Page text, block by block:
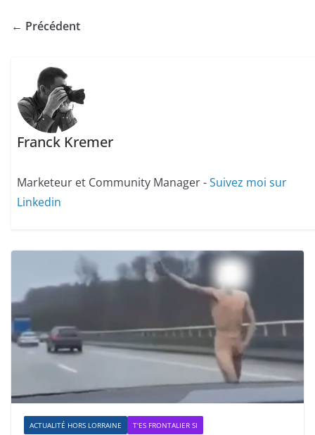
← Précédent
Franck Kremer
Marketeur et Community Manager -Suivez moi sur
Linkedin
ACTUALITÉ HORS LORRAINE T'ES FRONTALIER SI